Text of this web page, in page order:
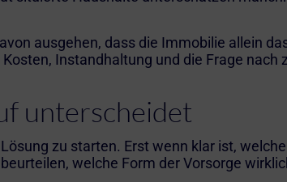
ausgehen, dass die Immobilie allein
Instandhaltung und die Frage nach
unterscheidet
zu starten. Erst wenn klar ist,
welche Form der Vorsorge